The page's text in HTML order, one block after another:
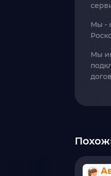
Мы -
Мы